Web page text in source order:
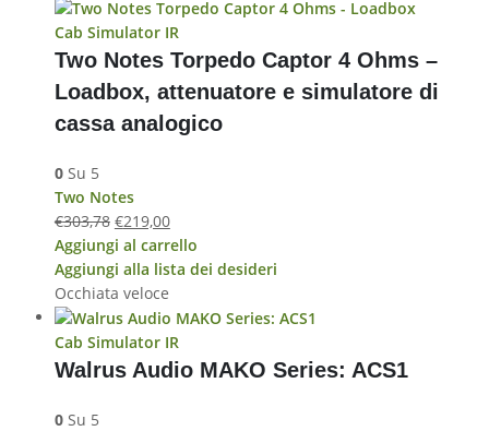
Cab Simulator IR
Two Notes Torpedo Captor 4 Ohms –
Loadbox, attenuatore e simulatore di
cassa analogico
0Su 5
Two Notes
€303,78 €219,00
Aggiungi al carrello
Aggiungi alla lista dei desideri
Occhiata veloce
Cab Simulator IR
Walrus Audio MAKO Series: ACS1
0Su 5